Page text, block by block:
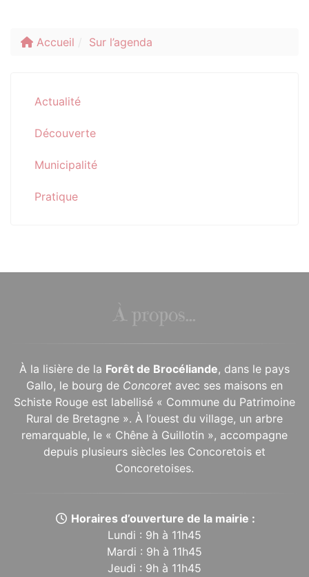
Accueil Sur l’agenda
Actualité
Découverte
Municipalité
Pratique
À propos...
À la lisière de la Forêt de Brocéliande, dans le pays
Gallo, le bourg de Concoret avec ses maisons en
Schiste Rouge est labellisé « Commune du Patrimoine
Rural de Bretagne ». À l’ouest du village, un arbre
remarquable, le « Chêne à Guillotin », accompagne
depuis plusieurs siècles les Concoretois et
Concoretoises.
Horaires d’ouverture de la mairie :
Lundi : 9h à 11h45
Mardi : 9h à 11h45
Jeudi : 9h à 11h45